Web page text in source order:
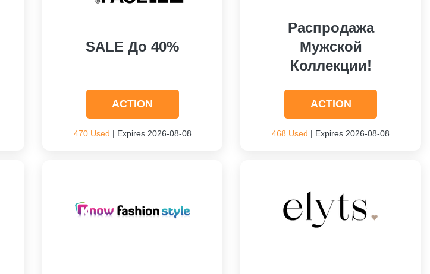
SALE До 40%
ACTION
470 Used | Expires 2026-08-08
Распродажа
Мужской
Коллекции!
ACTION
468 Used | Expires 2026-08-08